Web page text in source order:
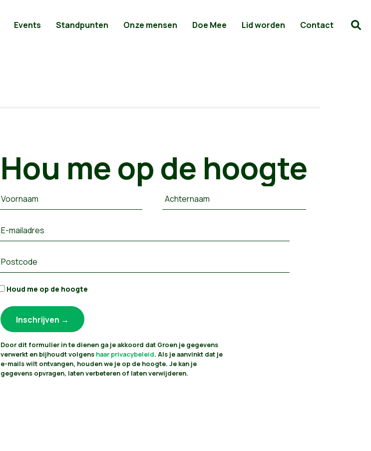
Events Standpunten Onze mensen Doe Mee Lid worden Contact
Hou me op de hoogte
Voornaam Achternaam
E-mailadres
Postcode
Houd me op de hoogte
Door dit formulier in te dienen ga je akkoord dat Groen je gegevens
verwerkt en bijhoudt volgens haar privacybeleid. Als je aanvinkt dat je
e-mails wilt ontvangen, houden we je op de hoogte. Je kan je
gegevens opvragen, laten verbeteren of laten verwijderen.